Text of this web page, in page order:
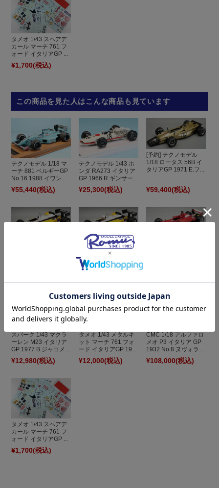
タメオ 1/43 スペアデ
カール マーチ 761 フ
ォード イタリアGP ...
¥1,700(税込)
この商品を見た人はこんな商品も見ています
テクノモデル 1/18 マ
ーチ 881 ベルギーGP
No.16 1988 イワン...
¥55,440(税込)
テクノモデル 1/43 ホ
ンダ RA273 イタリア
GP 1966 R.ギンサー...
¥25,300(税込)
[予約] テクノモデル
1/18 ロータス 56B イ
タリアGP 1971 E.フ...
¥59,400(税込)
[予約] テクノモデル
1/18 ルノー RE30B イ
タリアGP 1982 R.ア...
¥62,700 (税込)
スパーク 1/43 マクラ
ーレン M23 イタリア
GP 1977 B.ジャコメ...
¥12,980(税込)
タメオ 1/43 メタルキ
ット マーチ 761 フォ
ード イタリアGP 19...
¥12,000(税込)
CMC 1/18 アルファロ
メオ P3 イタリア GP
1932 No.8 ヌヴォラ...
¥108,000(税込)
タメオ 1/43 スペアデ
カール マーチ 761 フ
ォード イタリアGP ...
¥1,700(税込)